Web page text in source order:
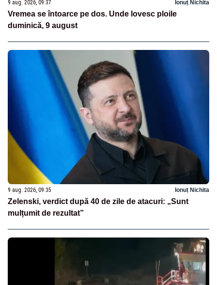
9 aug. 2026, 09:37 Ionuț Nichita
Vremea se întoarce pe dos. Unde lovesc ploile
duminică, 9 august
9 aug. 2026, 09:35 Ionuț Nichita
Zelenski, verdict după 40 de zile de atacuri: „Sunt
mulțumit de rezultat”